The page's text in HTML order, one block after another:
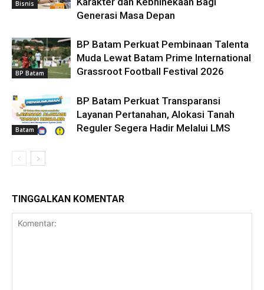
Bisnis
Generasi Masa Depan
BP Batam
BP Batam Perkuat Pembinaan Talenta
Muda Lewat Batam Prime International
Grassroot Football Festival 2026
Batam
BP Batam Perkuat Transparansi
Layanan Pertanahan, Alokasi Tanah
Reguler Segera Hadir Melalui LMS
TINGGALKAN KOMENTAR